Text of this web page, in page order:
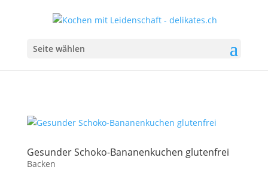
Seite wählen
Gesunder Schoko-Bananenkuchen glutenfrei
Backen